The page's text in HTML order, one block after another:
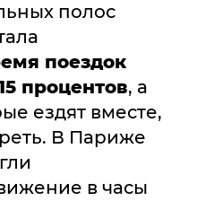
полос
поездок
процентов, а
ездят вместе,
В Париже
в часы